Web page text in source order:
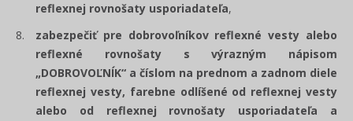
reflexnej rovnošaty usporiadateľa,
zabezpečiť pre dobrovoľníkov reflexné vesty alebo
reflexné rovnošaty s výrazným nápisom
„DOBROVOĽNÍK“ a číslom na prednom a zadnom diele
reflexnej vesty, farebne odlíšené od reflexnej vesty
alebo od reflexnej rovnošaty usporiadateľa a